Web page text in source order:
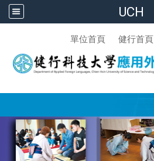
UCH
單位首頁 健行首頁